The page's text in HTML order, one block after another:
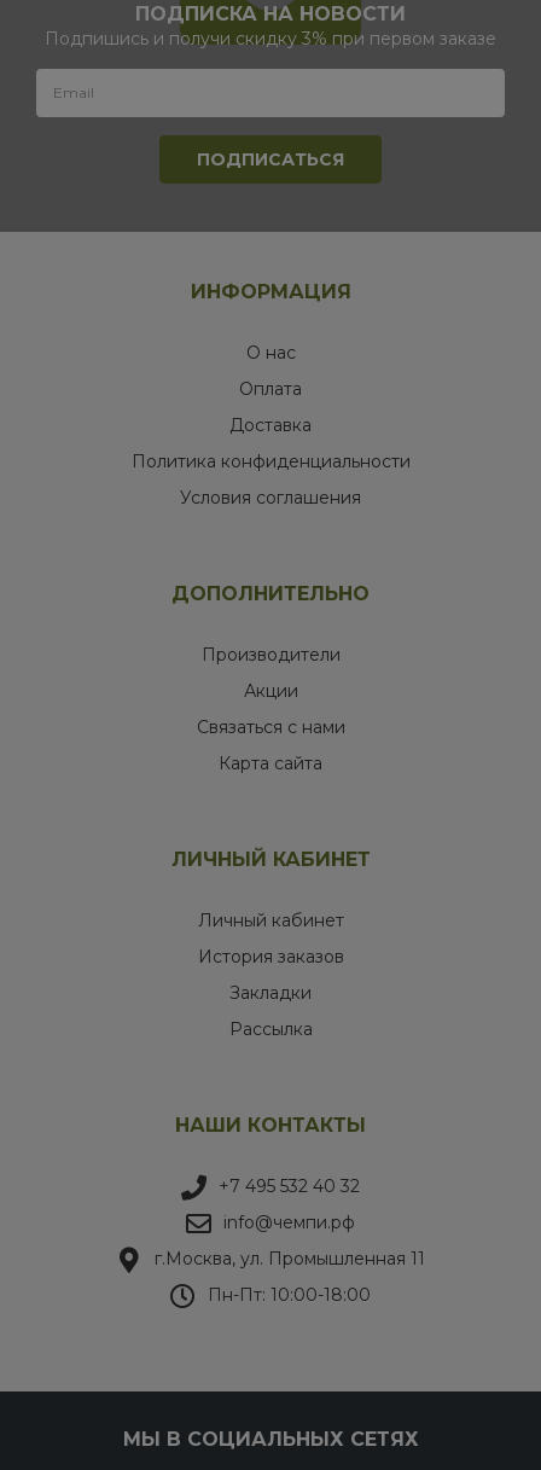
ПОДПИСКА НА НОВОСТИ
Подпишись и получи скидку 3% при первом заказе
ИНФОРМАЦИЯ
О нас
Оплата
Доставка
Политика конфиденциальности
Условия соглашения
ДОПОЛНИТЕЛЬНО
Производители
Акции
Связаться с нами
Карта сайта
ЛИЧНЫЙ КАБИНЕТ
Личный кабинет
История заказов
Закладки
Рассылка
НАШИ КОНТАКТЫ
+7 495 532 40 32
info@чемпи.рф
г.Москва, ул. Промышленная 11
Пн-Пт: 10:00-18:00
МЫ В СОЦИАЛЬНЫХ СЕТЯХ